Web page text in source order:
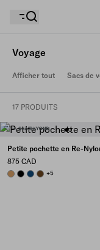
Connectez-
enregistrez vos
Connectez-
Voyage
Afficher tout Sacs de
17 PRODUITS
Petite pochette en Re-
875 CAD
CAMEL BROWN
BLACKBALTIC BLUE
BRANDY
+5